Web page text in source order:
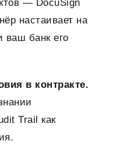
— DocuSign
настаивает на
ваш банк его
в контракте.
Trail как